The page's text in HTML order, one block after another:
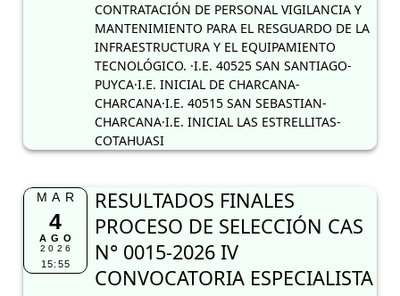
CONTRATACIÓN DE PERSONAL VIGILANCIA Y
MANTENIMIENTO PARA EL RESGUARDO DE LA
INFRAESTRUCTURA Y EL EQUIPAMIENTO
TECNOLÓGICO. ·I.E. 40525 SAN SANTIAGO-
PUYCA·I.E. INICIAL DE CHARCANA-
CHARCANA·I.E. 40515 SAN SEBASTIAN-
CHARCANA·I.E. INICIAL LAS ESTRELLITAS-
COTAHUASI
MAR
4
AGO
2026
15:55
RESULTADOS FINALES
PROCESO DE SELECCIÓN CAS
N° 0015-2026 IV
CONVOCATORIA ESPECIALISTA